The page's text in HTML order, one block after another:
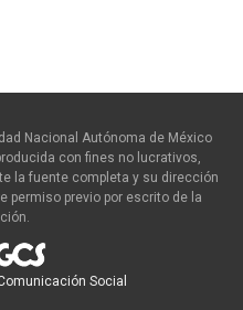
Nacional Autónoma de México
con fines no lucrativos,
la fuente completa y su dirección
permiso previo por escrito de la
Social